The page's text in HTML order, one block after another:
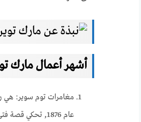
أشهر أعمال مارك
مغامرات توم سوير: هي
عام 1876, تحكي